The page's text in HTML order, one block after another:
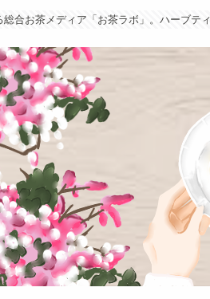
合お茶メディア「お茶ラボ」。ハーブ